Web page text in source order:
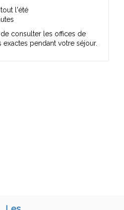
l'été
consulter les offices de
pendant votre séjour.